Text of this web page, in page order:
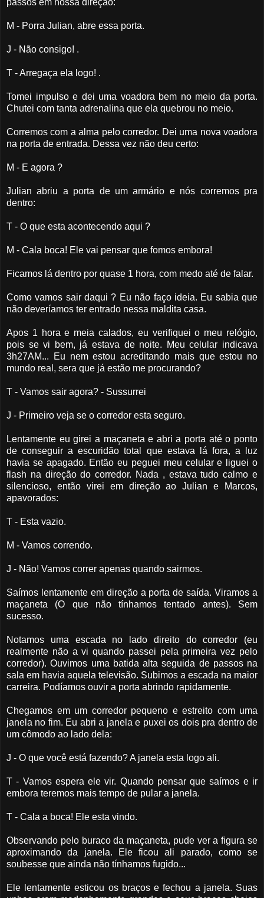
passos em nossa direção:
M - Porra Julian, abre essa porta.
J - Não consigo! .
T - Arregaça ela logo! .
Tomei impulso e dei uma voadora bem no meio da porta.
Chutei com tanta adrenalina que ela quebrou no meio.
Corremos com a alma pelo corredor. Dei uma nova voadora
na porta de entrada. Dessa vez não deu certo:
M - E agora ?
Julian abriu a porta de um armário e nós corremos pra
dentro:
T - O que esta acontecendo aqui ?
M - Cala boca! Ele vai pensar que fomos embora!
Ficamos lá dentro por quase 1 hora, com medo até de falar.
Como vamos sair daqui ? Eu não faço ideia. Eu sabia que
não deveríamos ter entrado nessa maldita casa.
Apos 1 hora e meia calados, eu verifiquei o meu relógio,
pois se vi bem, já estava de noite. Meu celular indicava
3h27AM... Eu nem estou acreditando mais que estou no
mundo real, sera que já estão me procurando?
T - Vamos sair agora? - Sussurrei
J - Primeiro veja se o corredor esta seguro.
Lentamente eu girei a maçaneta e abri a porta até o ponto
de conseguir a escuridão total que estava lá fora, a luz
havia se apagado. Então eu peguei meu celular e liguei o
flash na direção do corredor. Nada , estava tudo calmo e
silencioso, então virei em direção ao Julian e Marcos,
apavorados:
T - Esta vazio.
M - Vamos correndo.
J - Não! Vamos correr apenas quando sairmos.
Saímos lentamente em direção a porta de saída. Viramos a
maçaneta (O que não tínhamos tentado antes). Sem
sucesso.
Notamos uma escada no lado direito do corredor (eu
realmente não a vi quando passei pela primeira vez pelo
corredor). Ouvimos uma batida alta seguida de passos na
sala em havia aquela televisão. Subimos a escada na maior
carreira. Podíamos ouvir a porta abrindo rapidamente.
Chegamos em um corredor pequeno e estreito com uma
janela no fim. Eu abri a janela e puxei os dois pra dentro de
um cômodo ao lado dela:
J - O que você está fazendo? A janela esta logo ali.
T - Vamos espera ele vir. Quando pensar que saímos e ir
embora teremos mais tempo de pular a janela.
T - Cala a boca! Ele esta vindo.
Observando pelo buraco da maçaneta, pude ver a figura se
aproximando da janela. Ele ficou ali parado, como se
soubesse que ainda não tínhamos fugido...
Ele lentamente esticou os braços e fechou a janela. Suas